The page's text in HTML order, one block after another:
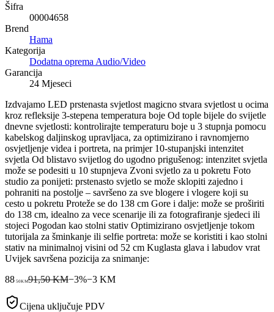
Šifra
00004658
Brend
Hama
Kategorija
Dodatna oprema Audio/Video
Garancija
24 Mjeseci
Izdvajamo LED prstenasta svjetlost magicno stvara svjetlost u ocima
kroz refleksije 3-stepena temperatura boje Od tople bijele do svijetle
dnevne svjetlosti: kontrolirajte temperaturu boje u 3 stupnja pomocu
kabelskog daljinskog upravljaca, za optimizirano i ravnomjerno
osvjetljenje videa i portreta, na primjer 10-stupanjski intenzitet
svjetla Od blistavo svijetlog do ugodno prigušenog: intenzitet svjetla
može se podesiti u 10 stupnjeva Zvoni svjetlo za u pokretu Foto
studio za ponijeti: prstenasto svjetlo se može sklopiti zajedno i
pohraniti na postolje – savršeno za sve blogere i vlogere koji su
cesto u pokretu Proteže se do 138 cm Gore i dalje: može se proširiti
do 138 cm, idealno za vece scenarije ili za fotografiranje sjedeci ili
stojeci Pogodan kao stolni stativ Optimizirano osvjetljenje tokom
tutorijala za šminkanje ili selfie portreta: može se koristiti i kao stolni
stativ na minimalnoj visini od 52 cm Kuglasta glava i labudov vrat
Uvijek savršena pozicija za snimanje:
88 50KM91,50 KM−3%−3KM
Cijena uključuje PDV